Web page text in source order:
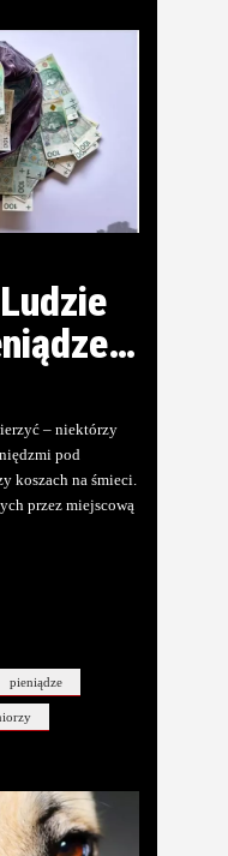
– niektórzy
pod
koszach na śmieci.
przez miejscową
pieniądze